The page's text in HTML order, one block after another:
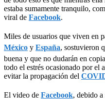
estaba sumamente tranquilo,
viral de Facebook.
Miles de usuarios que viven en
México y España, sostuvieron
buena y que no dudarán en
todo el estrés ocasionado por el
evitar la propagación del
El video de Facebook, debido